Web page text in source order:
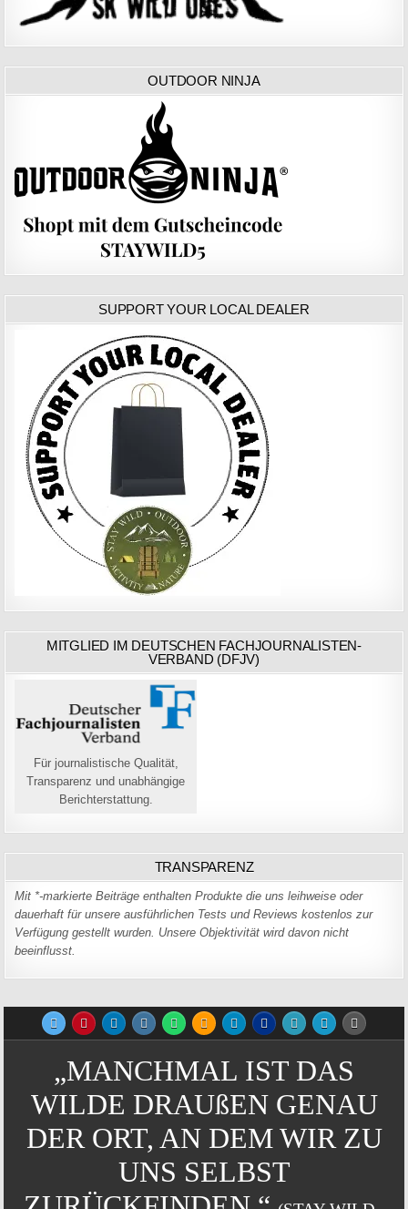
OUTDOOR NINJA
SUPPORT YOUR LOCAL DEALER
MITGLIED IM DEUTSCHEN FACHJOURNALISTEN-
VERBAND (DFJV)
Für journalistische Qualität,
Transparenz und unabhängige
Berichterstattung.
TRANSPARENZ
Mit *-markierte Beiträge enthalten Produkte die uns leihweise oder
dauerhaft für unsere ausführlichen Tests und Reviews kostenlos zur
Verfügung gestellt wurden. Unsere Objektivität wird davon nicht
beeinflusst.
„MANCHMAL IST DAS
WILDE DRAUßEN GENAU
DER ORT, AN DEM WIR ZU
UNS SELBST